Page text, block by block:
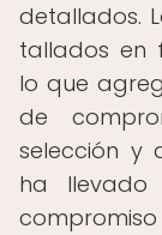
detallados.
tallados en
lo que
de
selección y
ha